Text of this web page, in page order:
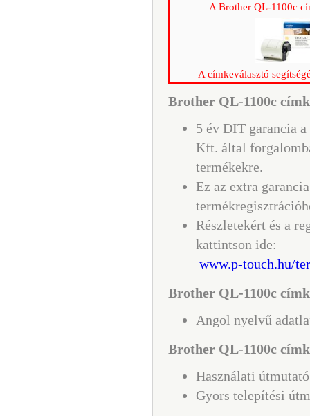
A Brother QL-1100c
A címkeválasztó
Brother QL-1100c
5 év DIT garancia
Kft. által
termékekre.
Ez az extra garancia
Részletekért és a
kattintson ide:
www.p-touch.hu/
Brother QL-1100c
Angol nyelvű
Brother QL-1100c
Használati
Gyors telepítési